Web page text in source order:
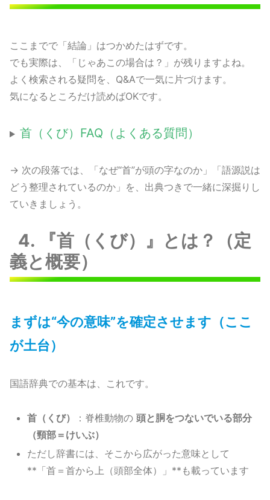
ここまでで「結論」はつかめたはずです。
でも実際は、「じゃあこの場合は？」が残りますよね。
よく検索される疑問を、Q&Aで一気に片づけます。
気になるところだけ読めばOKです。
首（くび）FAQ（よくある質問）
→ 次の段落では、「なぜ“首”が頭の字なのか」「語源説は
どう整理されているのか」を、出典つきで一緒に深掘りし
ていきましょう。
4. 『首（くび）』とは？（定
義と概要）
まずは“今の意味”を確定させます（ここ
が土台）
国語辞典での基本は、これです。
首（くび） ：脊椎動物の頭と胴をつないでいる部分
（頸部＝けいぶ）
ただし辞書には、そこから広がった意味として
**「首＝首から上（頭部全体）」**も載っています